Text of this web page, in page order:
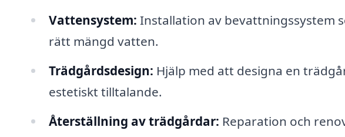
Vattensystem: Installation av bevattningssystem
rätt mängd vatten.
Trädgårdsdesign: Hjälp med att designa en
estetiskt tilltalande.
Återställning av trädgårdar: Reparation och